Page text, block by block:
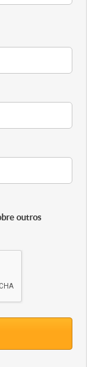
outros